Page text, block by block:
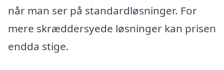
når man ser på standardløsninger. For
mere skræddersyede løsninger kan prisen
endda stige.